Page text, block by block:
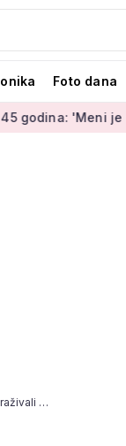
Foto dana
je ovo zabava
Javio se novinar Financial Timesa: Tjednima su istraživali zašto je hrvatska Vlada pritiskala njemački Allianz